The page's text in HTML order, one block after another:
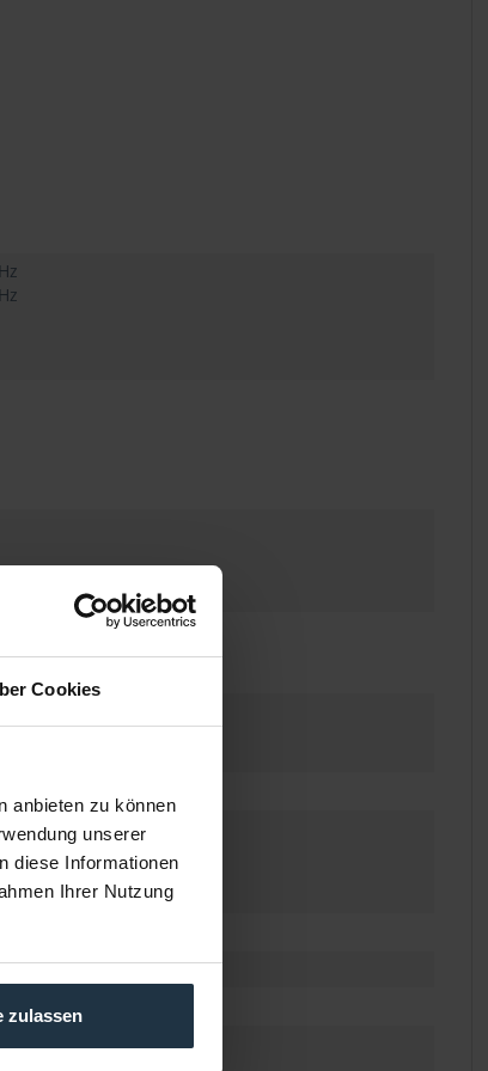
Cookies
anbieten zu können
unserer
diese Informationen
Ihrer Nutzung
zulassen